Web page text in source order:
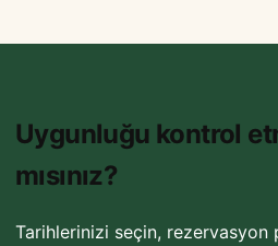
Uygunluğu kontrol
mısınız?
Tarihlerinizi seçin, rezervasyon